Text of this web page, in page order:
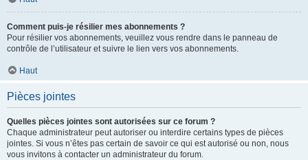
Comment puis-je résilier mes abonnements ?
Pour résilier vos abonnements, veuillez vous rendre dans le panneau de
contrôle de l’utilisateur et suivre le lien vers vos abonnements.
Haut
Pièces jointes
Quelles pièces jointes sont autorisées sur ce forum ?
Chaque administrateur peut autoriser ou interdire certains types de pièces
jointes. Si vous n’êtes pas certain de savoir ce qui est autorisé ou non, nous
vous invitons à contacter un administrateur du forum.